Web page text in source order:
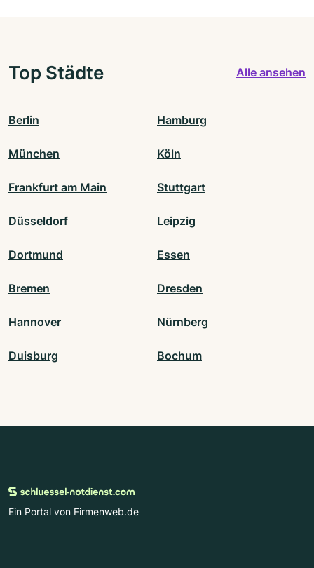
Top Städte Alle ansehen
Berlin Hamburg
München Köln
Frankfurt am Main Stuttgart
Düsseldorf Leipzig
Dortmund Essen
Bremen Dresden
Hannover Nürnberg
Duisburg Bochum
Ein Portal von Firmenweb.de